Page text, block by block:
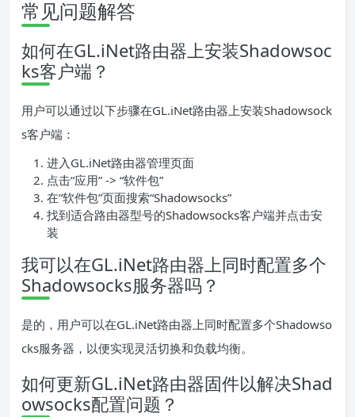
常见问题解答
如何在GL.iNet路由器上安装Shadowsoc
ks客户端？
用户可以通过以下步骤在GL.iNet路由器上安装Shadowsock
s客户端：
进入GL.iNet路由器管理页面
点击“应用” -> “软件包”
在“软件包”页面搜索“Shadowsocks”
找到适合路由器型号的Shadowsocks客户端并点击安
装
我可以在GL.iNet路由器上同时配置多个
Shadowsocks服务器吗？
是的，用户可以在GL.iNet路由器上同时配置多个Shadowso
cks服务器，以便实现灵活切换和负载均衡。
如何更新GL.iNet路由器固件以解决Shad
owsocks配置问题？